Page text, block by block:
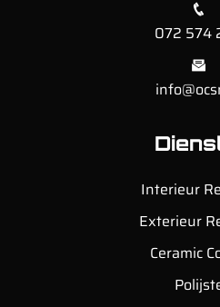
072 574
Interieur
Exterieur
Ceramic